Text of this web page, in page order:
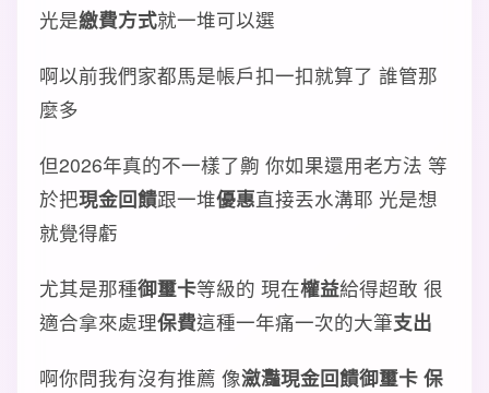
光是繳費方式就一堆可以選
啊以前我們家都馬是帳戶扣一扣就算了 誰管那
麼多
但2026年真的不一樣了齁 你如果還用老方法 等
於把現金回饋跟一堆優惠直接丟水溝耶 光是想
就覺得虧
尤其是那種御璽卡等級的 現在權益給得超敢 很
適合拿來處理保費這種一年痛一次的大筆支出
啊你問我有沒有推薦 像瀲灩現金回饋御璽卡 保